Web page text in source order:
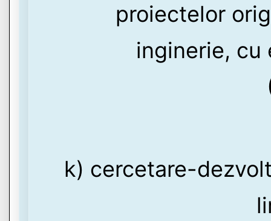
proiectelor
inginerie, cu
k) cercetare-